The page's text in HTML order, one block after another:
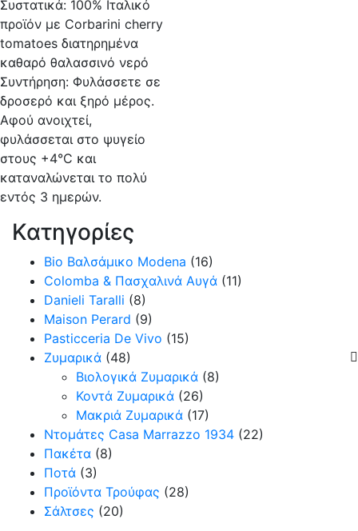
Συστατικά: 100% Ιταλικό
προϊόν με Corbarini cherry
tomatoes διατηρημένα
καθαρό θαλασσινό νερό
Συντήρηση: Φυλάσσετε σε
δροσερό και ξηρό μέρος.
Αφού ανοιχτεί,
φυλάσσεται στο ψυγείο
στους +4°C και
καταναλώνεται το πολύ
εντός 3 ημερών.
Κατηγορίες
Bio Βαλσάμικο Modena (16)
Colomba & Πασχαλινά Αυγά (11)
Danieli Taralli (8)
Maison Perard (9)
Pasticceria De Vivo (15)
Ζυμαρικά (48)
Βιολογικά Ζυμαρικά (8)
Κοντά Ζυμαρικά (26)
Μακριά Ζυμαρικά (17)
Ντομάτες Casa Marrazzo 1934 (22)
Πακέτα (8)
Ποτά (3)
Προϊόντα Τρούφας (28)
Σάλτσες (20)